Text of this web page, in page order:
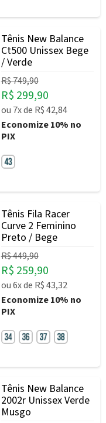
Tênis New Balance
Ct500 Unissex Bege
/ Verde
R$ 749,90
R$ 299,90
ou 7xde R$ 42,84
Economize10% no
PIX
Tênis Fila Racer
Curve 2 Feminino
Preto / Bege
R$ 449,90
R$ 259,90
ou6xde R$ 43,32
Economize10% no
PIX
Tênis New Balance
2002r Unissex Verde
Musgo